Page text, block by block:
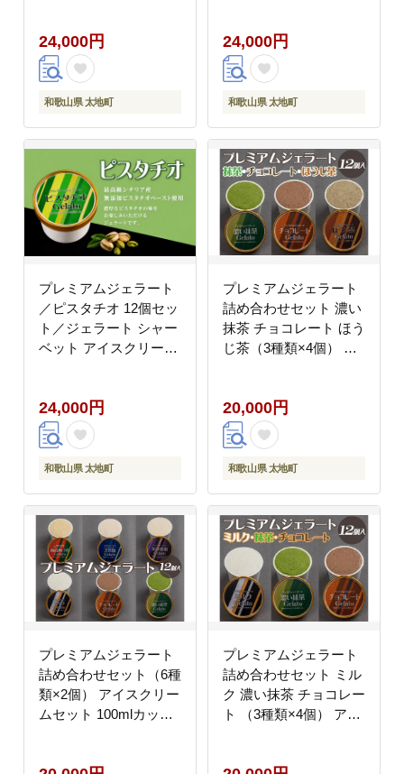
24,000円
和歌山県 太地町
24,000円
和歌山県 太地町
プレミアムジェラート
／ピスタチオ 12個セッ
ト／ジェラート シャー
ベット アイスクリーム
国屋文左衛門本舗
【ntbt700-11】
24,000円
和歌山県 太地町
プレミアムジェラート
詰め合わせセット 濃い
抹茶 チョコレート ほう
じ茶（3種類×4個） ア
ェラートラボラトリー
【ntbt703】
20,000円
和歌山県 太地町
プレミアムジェラート
詰め合わせセット（6種
類×2個） アイスクリー
ムセット 100mlカップ
プレミアムジェラート
詰め合わせセット ミル
ク 濃い抹茶 チョコレー
ト （3種類×4個） アイ